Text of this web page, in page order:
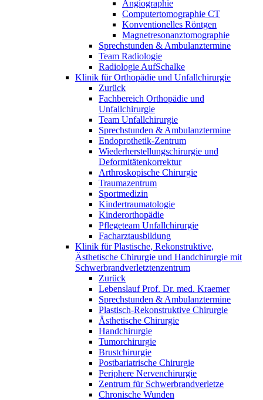
Angiographie
Computertomographie CT
Konventionelles Röntgen
Magnetresonanztomographie
Sprechstunden & Ambulanztermine
Team Radiologie
Radiologie AufSchalke
Klinik für Orthopädie und Unfallchirurgie
Zurück
Fachbereich Orthopädie und
Unfallchirurgie
Team Unfallchirurgie
Sprechstunden & Ambulanztermine
Endoprothetik-Zentrum
Wiederherstellungschirurgie und
Deformitätenkorrektur
Arthroskopische Chirurgie
Traumazentrum
Sportmedizin
Kindertraumatologie
Kinderorthopädie
Pflegeteam Unfallchirurgie
Facharztausbildung
Klinik für Plastische, Rekonstruktive,
Ästhetische Chirurgie und Handchirurgie mit
Schwerbrandverletztenzentrum
Zurück
Lebenslauf Prof. Dr. med. Kraemer
Sprechstunden & Ambulanztermine
Plastisch-Rekonstruktive Chirurgie
Ästhetische Chirurgie
Handchirurgie
Tumorchirurgie
Brustchirurgie
Postbariatrische Chirurgie
Periphere Nervenchirurgie
Zentrum für Schwerbrandverletze
Chronische Wunden